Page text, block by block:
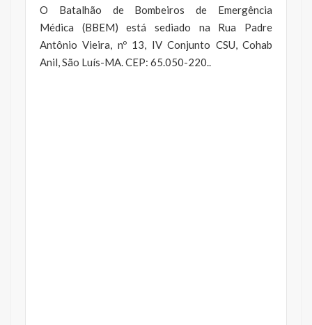
O Batalhão de Bombeiros de Emergência
Médica (BBEM) está sediado na Rua Padre
Antônio Vieira, nº 13, IV Conjunto CSU, Cohab
Anil, São Luís-MA. CEP: 65.050-220..